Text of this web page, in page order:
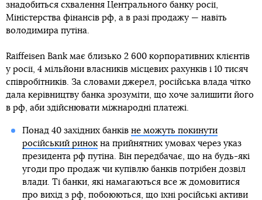
знадобиться схвалення Центрального банку росії,
Міністерства фінансів рф, а в разі продажу — навіть
володимира путіна.
Raiffeisen Bank має близько 2 600 корпоративних клієнтів
у росії, 4 мільйони власників місцевих рахунків і 10 тисяч
співробітників. За словами джерел, російська влада чітко
дала керівництву банка зрозуміти, що хоче залишити його
в рф, аби здійснювати міжнародні платежі.
Понад 40 західних банків не можуть покинути
російський ринокна прийнятних умовах через указ
президента рф путіна. Він передбачає, що на будь-які
угоди про продаж чи купівлю банків потрібен дозвіл
влади. Ті банки, які намагаються все ж домовитися
про вихід з рф, побоюються, що їхні російські активи